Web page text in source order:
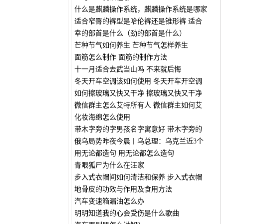
什么是麒麟操作系统，麒麟操作系统是哪家
适合窄臀的裤型是哈伦裤还是锥形裤 适合
幸的部首是什么（劲的部首是什么）
芒种节气如何养生 芒种节气怎样养生
面筋怎么制作 面筋的制作方法
十一月适合去武当山吗 不来就后悔
冬天开车空调该如何使用 冬天开车开空调
如何擦玻璃又快又干净 擦玻璃又快又干净
微信群主怎么艾特所有人 微信群主如何艾
化妆海绵怎么使用
带木字旁的字男孩名字寓意好 带木字旁的
俄乌局势昨夜今晨丨乌总理：乌克兰近3个
用无论都造句 用无论都怎么造句
青眼狐尸为什么在汪家
步入式衣帽间如何清洁和保养 步入式衣帽
地骨皮的功效与作用及食用方法
汽车变速箱漏油怎么办
明明知道我的心会受伤是什么歌曲